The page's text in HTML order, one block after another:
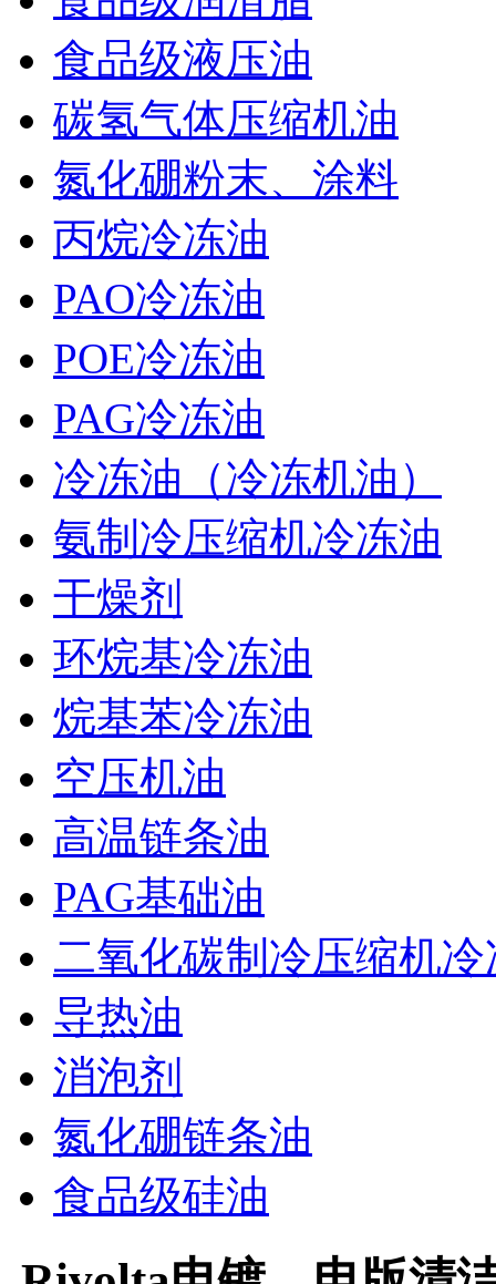
食品级液压油
碳氢气体压缩机油
氮化硼粉末、涂料
丙烷冷冻油
PAO冷冻油
POE冷冻油
PAG冷冻油
冷冻油（冷冻机油）
氨制冷压缩机冷冻油
干燥剂
环烷基冷冻油
烷基苯冷冻油
空压机油
高温链条油
PAG基础油
二氧化碳制冷压缩机冷
导热油
消泡剂
氮化硼链条油
食品级硅油